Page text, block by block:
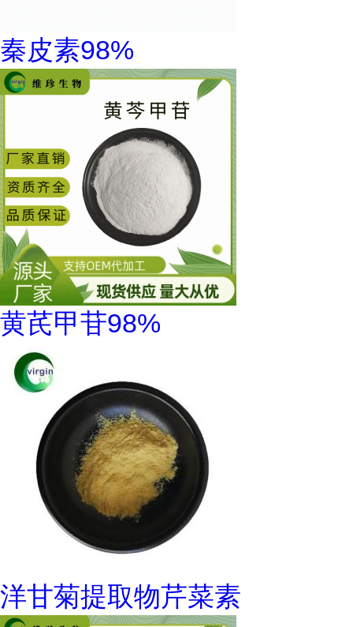
秦皮素98%
黄芪甲苷98%
洋甘菊提取物芹菜素